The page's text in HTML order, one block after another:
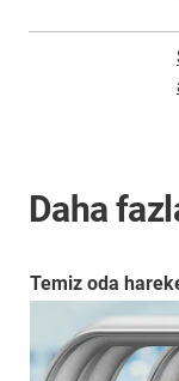
Daha
Temiz oda